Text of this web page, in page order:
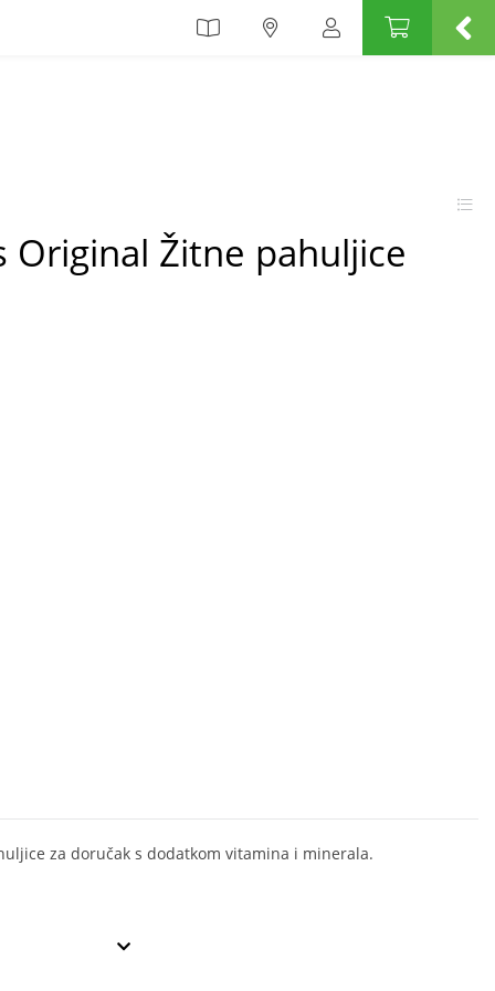
Original Žitne pahuljice
za doručak s dodatkom vitamina i minerala.